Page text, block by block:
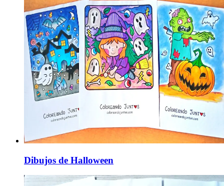
Dibujos de Halloween